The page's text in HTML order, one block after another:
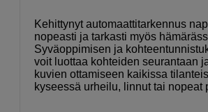
Kehittynyt automaattitarkennus
nopeasti ja tarkasti myös
Syväoppimisen ja
voit luottaa kohteiden seurantaan
kuvien ottamiseen kaikissa
kyseessä urheilu, linnut tai nopeat